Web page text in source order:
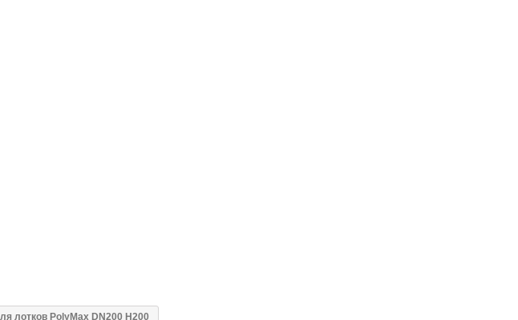
лотков PolyMax DN200 H200